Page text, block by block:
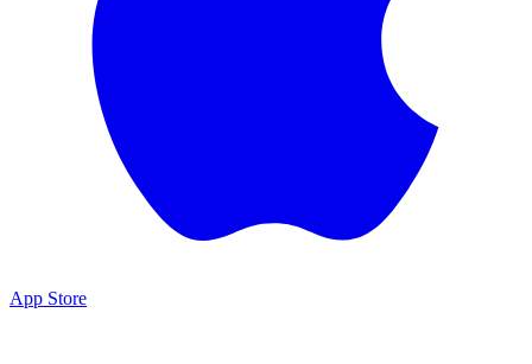
App Store